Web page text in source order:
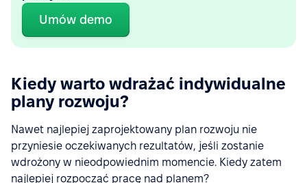
Umów demo
Kiedy warto wdrażać indywidualne
plany rozwoju?
Nawet najlepiej zaprojektowany plan rozwoju nie
przyniesie oczekiwanych rezultatów, jeśli zostanie
wdrożony w nieodpowiednim momencie. Kiedy zatem
najlepiej rozpocząć pracę nad planem?